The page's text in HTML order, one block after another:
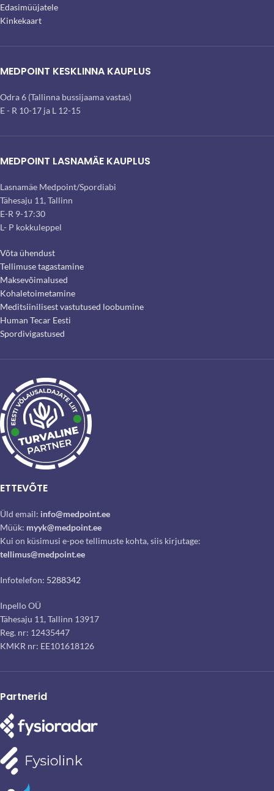
Edasimüüjatele
Kinkekaart
MEDPOINT KESKLINNA KAUPLUS
Odra 6 (Tallinna bussijaama vastas)
E - R 10-17 ja L 12-15
MEDPOINT LASNAMÄE KAUPLUS
Lasnamäe Medpoint/Spordiabi
Tähesaju 11, Tallinn
E-R 9-17:30
L- P kokkuleppel
Võta ühendust
Tellimuse tagastamine
Maksevõimalused
Kohaletoimetamine
Meditsiinilisest vastutused loobumine
Human Tecar Eesti
Spordivigastused
ETTEVÕTE
Üld email: info@medpoint.ee
Müük: myyk@medpoint.ee
Kui on küsimusi e-poe tellimuste kohta, siis kirjutage:
tellimus@medpoint.ee
Infotelefon: 5288342
Inpello OÜ
Tähesaju 11, Tallinn 13917
Reg. nr: 12435447
KMKR nr: EE101618126
Partnerid